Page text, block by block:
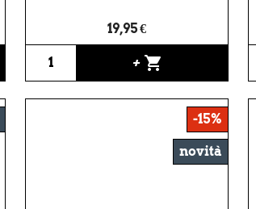
19,95 €
+ shopping_cart
-15%
novità